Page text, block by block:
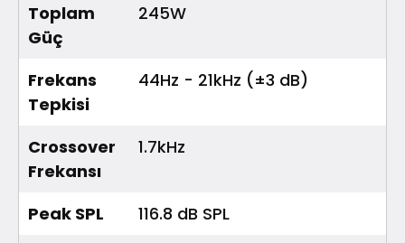
Toplam
Güç
245W
Frekans
Tepkisi
44Hz - 21kHz (±3 dB)
Crossover
Frekansı
1.7kHz
Peak SPL
116.8 dB SPL